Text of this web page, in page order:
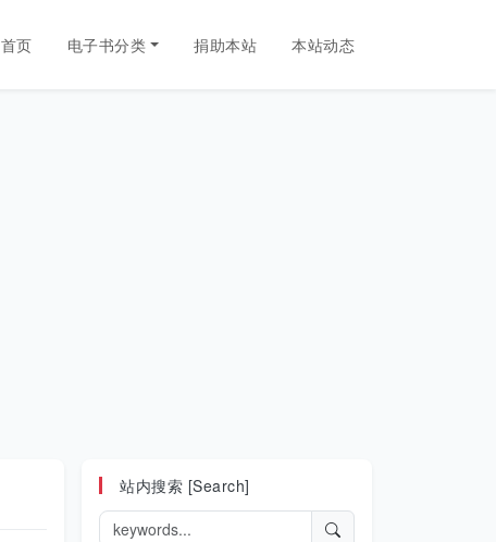
首页 电子书分类 捐助本站 本站动态
站内搜索 [Search]